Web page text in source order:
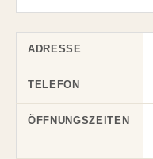
ADRESSE
TELEFON
ÖFFNUNGSZEITEN